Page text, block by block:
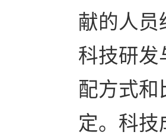
献的人员
科技研发
配方式和
定。科技